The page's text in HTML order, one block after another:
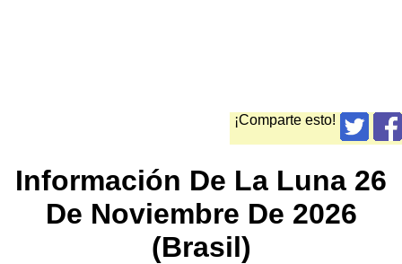
¡Comparte esto!
Información De La Luna 26
De Noviembre De 2026
(Brasil)